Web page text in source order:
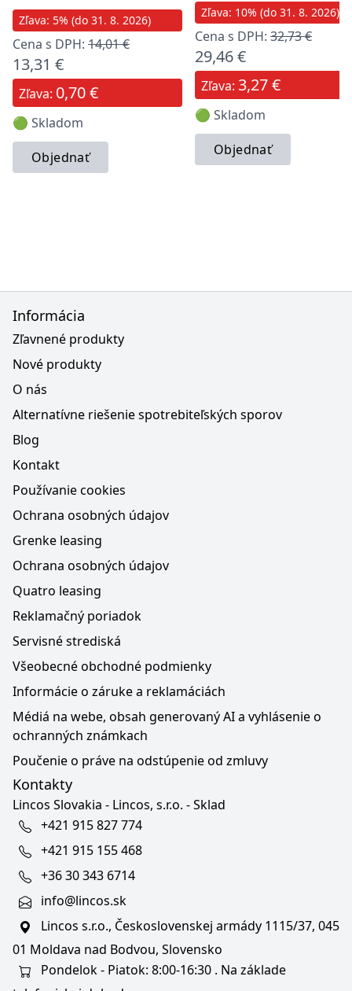
Zľava: 5% (do 31. 8. 2026)
Cena s DPH: 14,01 €
13,31 €
Zľava: 0,70 €
🟢 Skladom
Objednať
Zľava: 10% (do 31. 8. 2026)
Cena s DPH: 32,73 €
29,46 €
Zľava: 3,27 €
🟢 Skladom
Objednať
Informácia
Zľavnené produkty
Nové produkty
O nás
Alternatívne riešenie spotrebiteľských sporov
Blog
Kontakt
Používanie cookies
Ochrana osobných údajov
Grenke leasing
Ochrana osobných údajov
Quatro leasing
Reklamačný poriadok
Servisné strediská
Všeobecné obchodné podmienky
Informácie o záruke a reklamáciách
Médiá na webe, obsah generovaný AI a vyhlásenie o
ochranných známkach
Poučenie o práve na odstúpenie od zmluvy
Kontakty
Lincos Slovakia - Lincos, s.r.o. - Sklad
+421 915 827 774
+421 915 155 468
+36 30 343 6714
info@lincos.sk
Lincos s.r.o., Československej armády 1115/37, 045
01 Moldava nad Bodvou, Slovensko
Pondelok - Piatok: 8:00-16:30 . Na základe